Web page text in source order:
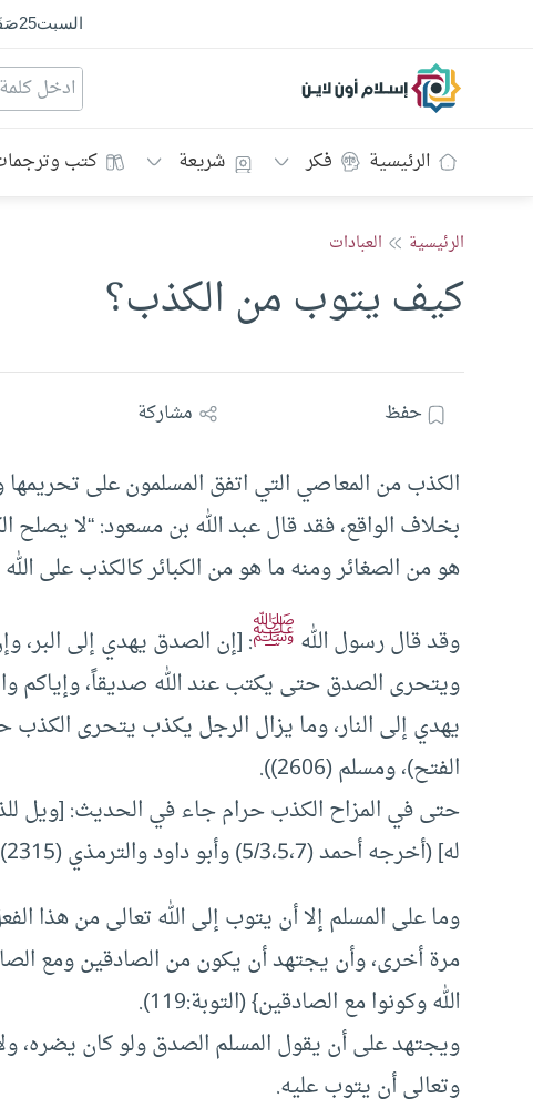
السبت25
إسلام أون لاين
الرئيسية فكر شريعة كتب
الرئيسية العبادات
كيف يتوب من الكذب؟
حفظ مشاركة
الكذب من المعاصي التي اتفق المسلمون على
بخلاف الواقع، فقد قال عبد الله بن مسعود: “لا
هو من الصغائر ومنه ما هو من الكبائر كالكذب على الله
وقد قال رسول اللهﷺ: [إن الصدق يهدي إلى البر،
ويتحرى الصدق حتى يكتب عند الله صديقاً، وإياكم
الفتح)، ومسلم (2606)).
حتى في المزاح الكذب حرام جاء في الحديث: [ويل
له] (أخرجه أحمد (5/3،5،7) وأبو داود والترمذي (2315) وقال: هذا حديث حسن).
وما على المسلم إلا أن يتوب إلى الله تعالى من هذا
مرة أخرى، وأن يجتهد أن يكون من الصادقين ومع
الله وكونوا مع الصادقين} (التوبة:119).
ويجتهد على أن يقول المسلم الصدق ولو كان يضره،
وتعالى أن يتوب عليه.